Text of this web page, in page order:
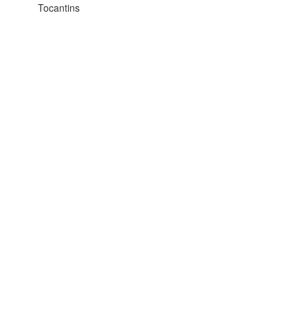
Tocantins